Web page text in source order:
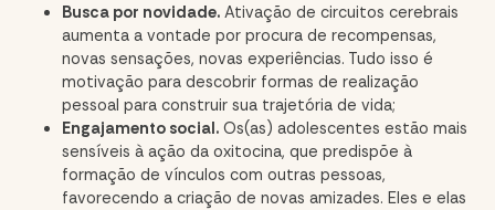
Busca por novidade. Ativação de circuitos cerebrais
aumenta a vontade por procura de recompensas,
novas sensações, novas experiências. Tudo isso é
motivação para descobrir formas de realização
pessoal para construir sua trajetória de vida;
Engajamento social. Os(as) adolescentes estão mais
sensíveis à ação da oxitocina, que predispõe à
formação de vínculos com outras pessoas,
favorecendo a criação de novas amizades. Eles e elas